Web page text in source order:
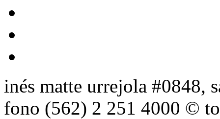
inés matte urrejola #0848,
fono (562) 2 251 4000 ©